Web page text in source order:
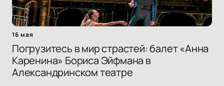
16 мая
Погрузитесь в мир страстей: балет «Анна
Каренина» Бориса Эйфмана в
Александринском театре